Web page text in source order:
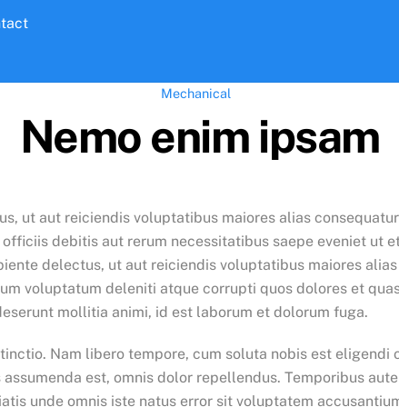
Mechanical
Nemo enim ipsam
ut aut reiciendis voluptatibus maiores alias
debitis aut rerum necessitatibus saepe eveniet ut
delectus, ut aut reiciendis voluptatibus maiores
voluptatum deleniti atque corrupti quos dolores et
mollitia animi, id est laborum et dolorum fuga.
Nam libero tempore, cum soluta nobis est
est, omnis dolor repellendus. Temporibus
unde omnis iste natus error sit voluptatem